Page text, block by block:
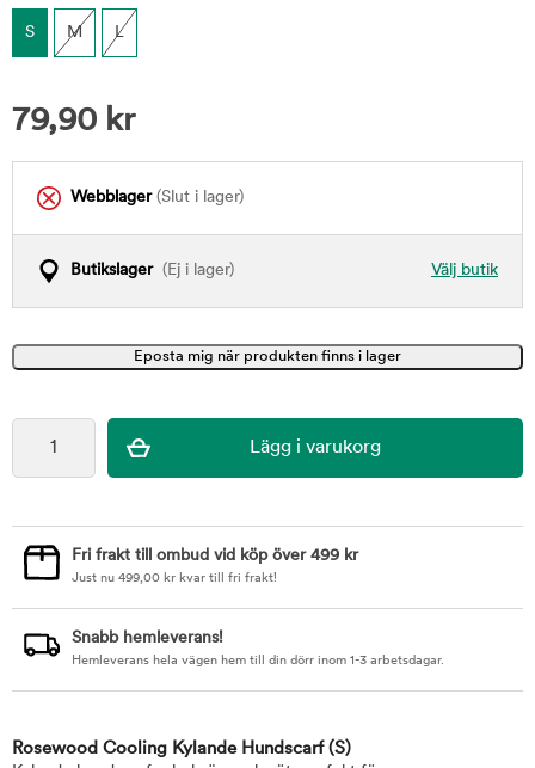
S M L
79,90 kr
Webblager(Slut i lager)
Välj butik
Butikslager(Ej i lager)
Fri frakt till ombud vid köp över 499 kr
Just nu 499,00 kr kvar till fri frakt!
Snabb hemleverans!
Hemleverans hela vägen hem till din dörr inom 1-3 arbetsdagar.
Rosewood Cooling Kylande Hundscarf (S)